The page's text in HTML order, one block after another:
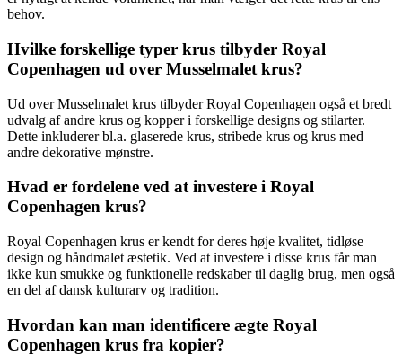
behov.
Hvilke forskellige typer krus tilbyder Royal
Copenhagen ud over Musselmalet krus?
Ud over Musselmalet krus tilbyder Royal Copenhagen også et bredt
udvalg af andre krus og kopper i forskellige designs og stilarter.
Dette inkluderer bl.a. glaserede krus, stribede krus og krus med
andre dekorative mønstre.
Hvad er fordelene ved at investere i Royal
Copenhagen krus?
Royal Copenhagen krus er kendt for deres høje kvalitet, tidløse
design og håndmalet æstetik. Ved at investere i disse krus får man
ikke kun smukke og funktionelle redskaber til daglig brug, men også
en del af dansk kulturarv og tradition.
Hvordan kan man identificere ægte Royal
Copenhagen krus fra kopier?